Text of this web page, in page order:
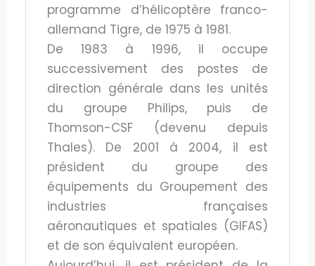
programme d’hélicoptère franco-
allemand Tigre, de 1975 à 1981.
De 1983 à 1996, il occupe
successivement des postes de
direction générale dans les unités
du groupe Philips, puis de
Thomson-CSF (devenu depuis
Thales). De 2001 à 2004, il est
président du groupe des
équipements du Groupement des
industries françaises
aéronautiques et spatiales (GIFAS)
et de son équivalent européen.